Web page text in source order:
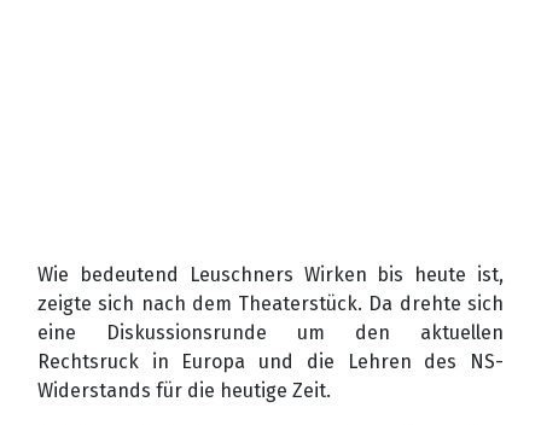
Wie bedeutend Leuschners Wirken bis heute ist,
zeigte sich nach dem Theaterstück. Da drehte sich
eine Diskussionsrunde um den aktuellen
Rechtsruck in Europa und die Lehren des NS-
Widerstands für die heutige Zeit.